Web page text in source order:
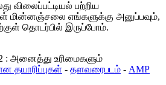
விலைப்பட்டியல் பற்றிய
மின்னஞ்சலை எங்களுக்கு அனுப்பவும்,
தொடர்பில் இருப்போம்.
: அனைத்து உரிமைகளும்
தயாரிப்புகள் - தளவரைபடம் - AMP